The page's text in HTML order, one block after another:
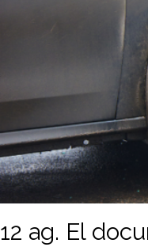
12 ag. El